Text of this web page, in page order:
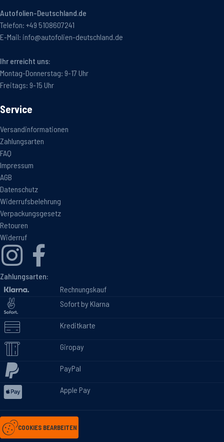
Autofolien-Deutschland.de
Telefon: +49 5108607241
E-Mail: info@autofolien-deutschland.de
Ihr erreicht uns:
Montag-Donnerstag: 9-17 Uhr
Freitags: 9-15 Uhr
Service
Versandinformationen
Zahlungsarten
FAQ
Impressum
AGB
Datenschutz
Widerrufsbelehrung
Verpackungsgesetz
Retouren
Widerruf
Zahlungsarten:
Rechnungskauf
Sofort by Klarna
Kreditkarte
Giropay
PayPal
Apple Pay
COOKIES BEARBEITEN